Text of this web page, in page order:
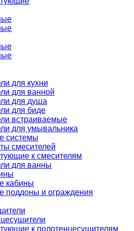
для кухни
для ванной
для душа
для биде
встраиваемые
для умывальника
системы
смесителей
к смесителям
для ванны
кабины
поддоны и ограждения
к полотенцесушителям